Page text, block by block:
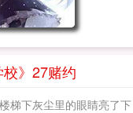
校》27赌约
梯下灰尘里的眼睛亮了